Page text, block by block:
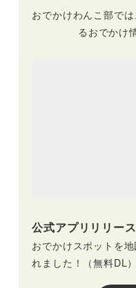
おでかけわんこ部で
るおでかけ
公式アプリリリース
おでかけスポットを
れました！（無料DL）